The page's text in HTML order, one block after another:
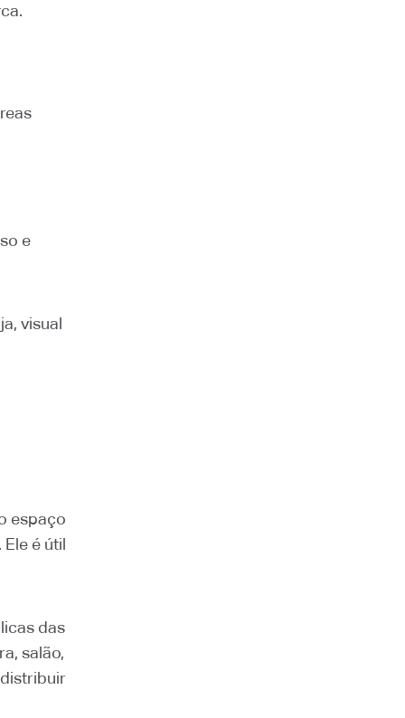
e
visual
espaço
é útil
das
salão,